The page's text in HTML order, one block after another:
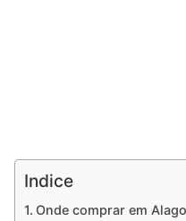
Indice
Onde comprar em